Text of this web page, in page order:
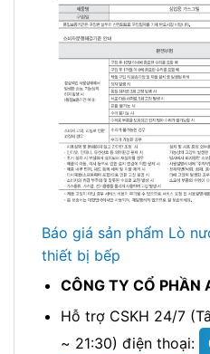
Báo giá sản phẩm Lò
thiết bị bếp
CÔNG TY CỔ PHẦN
Hỗ trợ CSKH 24/7
~ 21:30) điện thoại: